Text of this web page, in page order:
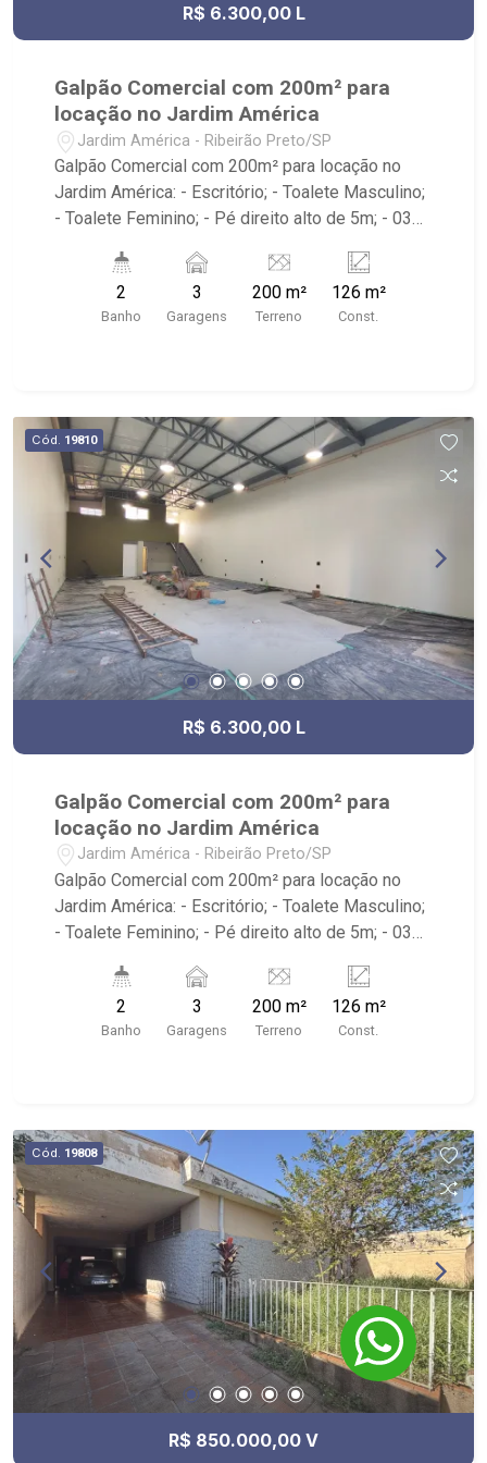
R$ 6.300,00 L
Galpão Comercial com 200m² para
locação no Jardim América
Jardim América - Ribeirão Preto/SP
Galpão Comercial com 200m² para locação no
Jardim América: - Escritório; - Toalete Masculino;
- Toalete Feminino; - Pé direito alto de 5m; - 03
Portugal, Av. Nove de Julho, Oba Hortifruti,
Habib`s e McDonald`s.
2
Banho
3
Garagens
200 m²
Terreno
126 m²
Const.
Cód. 19810
R$ 6.300,00 L
Galpão Comercial com 200m² para
locação no Jardim América
Jardim América - Ribeirão Preto/SP
Galpão Comercial com 200m² para locação no
Jardim América: - Escritório; - Toalete Masculino;
- Toalete Feminino; - Pé direito alto de 5m; - 03
Portugal, Av. Nove de Julho, Oba Hortifruti,
Habib`s e McDonald`s.
2
Banho
3
Garagens
200 m²
Terreno
126 m²
Const.
Cód. 19808
R$ 850.000,00 V